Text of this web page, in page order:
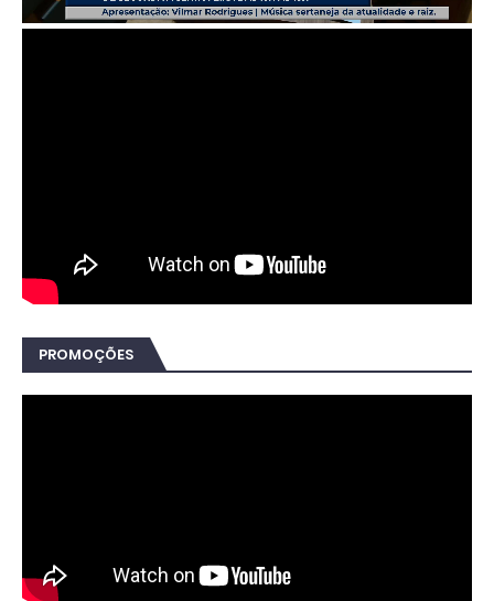
PROMOÇÕES